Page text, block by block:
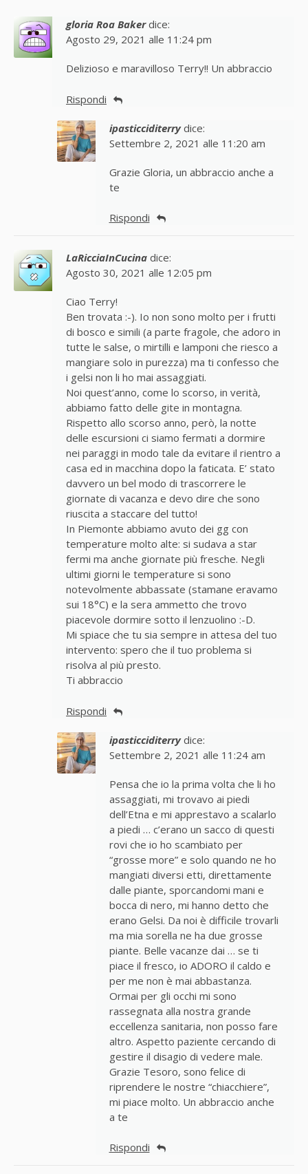
gloria Roa Baker dice:
Agosto 29, 2021 alle 11:24 pm
Delizioso e maravilloso Terry!! Un abbraccio
Rispondi
ipasticciditerry dice:
Settembre 2, 2021 alle 11:20 am
Grazie Gloria, un abbraccio anche a
te
Rispondi
LaRicciaInCucina dice:
Agosto 30, 2021 alle 12:05 pm
Ciao Terry!
Ben trovata :-). Io non sono molto per i frutti
di bosco e simili (a parte fragole, che adoro in
tutte le salse, o mirtilli e lamponi che riesco a
mangiare solo in purezza) ma ti confesso che
i gelsi non li ho mai assaggiati.
Noi quest’anno, come lo scorso, in verità,
abbiamo fatto delle gite in montagna.
Rispetto allo scorso anno, però, la notte
delle escursioni ci siamo fermati a dormire
nei paraggi in modo tale da evitare il rientro a
casa ed in macchina dopo la faticata. E’ stato
davvero un bel modo di trascorrere le
giornate di vacanza e devo dire che sono
riuscita a staccare del tutto!
In Piemonte abbiamo avuto dei gg con
temperature molto alte: si sudava a star
fermi ma anche giornate più fresche. Negli
ultimi giorni le temperature si sono
notevolmente abbassate (stamane eravamo
sui 18°C) e la sera ammetto che trovo
piacevole dormire sotto il lenzuolino :-D.
Mi spiace che tu sia sempre in attesa del tuo
intervento: spero che il tuo problema si
risolva al più presto.
Ti abbraccio
Rispondi
ipasticciditerry dice:
Settembre 2, 2021 alle 11:24 am
Pensa che io la prima volta che li ho
assaggiati, mi trovavo ai piedi
dell’Etna e mi apprestavo a scalarlo
a piedi … c’erano un sacco di questi
rovi che io ho scambiato per
“grosse more” e solo quando ne ho
mangiati diversi etti, direttamente
dalle piante, sporcandomi mani e
bocca di nero, mi hanno detto che
erano Gelsi. Da noi è difficile trovarli
ma mia sorella ne ha due grosse
piante. Belle vacanze dai … se ti
piace il fresco, io ADORO il caldo e
per me non è mai abbastanza.
Ormai per gli occhi mi sono
rassegnata alla nostra grande
eccellenza sanitaria, non posso fare
altro. Aspetto paziente cercando di
gestire il disagio di vedere male.
Grazie Tesoro, sono felice di
riprendere le nostre “chiacchiere”,
mi piace molto. Un abbraccio anche
a te
Rispondi